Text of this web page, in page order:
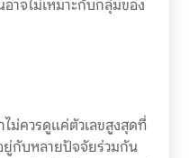
าจไม่เหมาะกับกลุ่มของ
ไม่ควรดูแค่ตัวเลขสูงสุดที่
ยู่กับหลายปัจจัยร่วมกัน